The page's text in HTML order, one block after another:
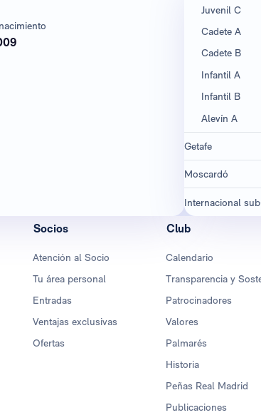
Juvenil C
Cadete A
Cadete B
Infantil A
Infantil B
Alevín A
Getafe
Moscardó
Internacional
Socios
Atención al Socio
Tu área personal
Entradas
Ventajas exclusivas
Ofertas
Club
Calendario
Transparencia y
Patrocinadores
Valores
Palmarés
Historia
Peñas Real Madrid
Publicaciones